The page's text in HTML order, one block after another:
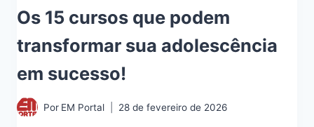
Os 15 cursos que podem
transformar sua adolescência
em sucesso!
Por EM Portal 28 de fevereiro de 2026